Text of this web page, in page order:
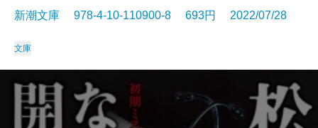
新潮文庫 978-4-10-110900-8 693円 2022/07/28
文庫